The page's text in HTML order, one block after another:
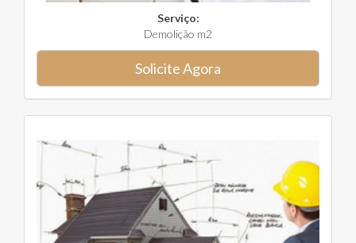
Serviço:
Demolição m2
Solicite Agora